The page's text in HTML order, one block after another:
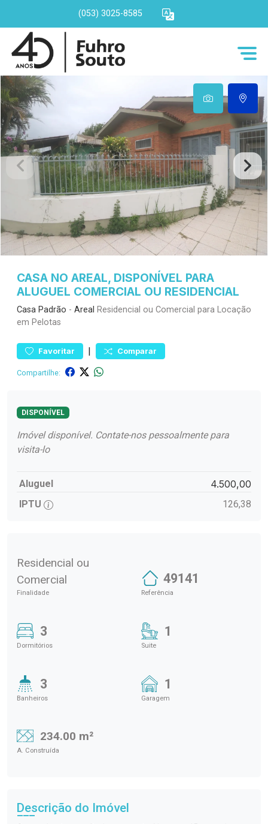
(053) 3025-8585
CASA NO AREAL, DISPONÍVEL PARA
ALUGUEL COMERCIAL OU RESIDENCIAL
Casa Padrão - Areal Residencial ou Comercial para Locação
em Pelotas
Favoritar | Comparar
Compartilhe:
DISPONÍVEL
Imóvel disponível. Contate-nos pessoalmente para
visita-lo
Aluguel 4.500,00
IPTU 126,38
Residencial ou
Comercial
Finalidade
49141
Referência
3
Dormitórios
1
Suite
3
Banheiros
1
Garagem
234.00 m²
A. Construída
Descrição do Imóvel